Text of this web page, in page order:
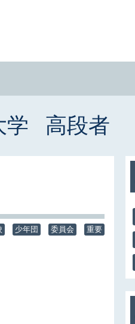
学 高段者
重要
委員会
少年団